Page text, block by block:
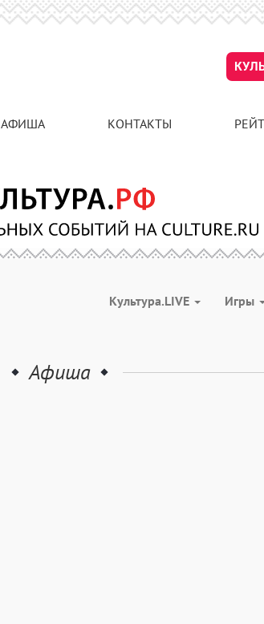
АФИША КОНТАКТЫ
Культура.LIVE Игры
Афиша